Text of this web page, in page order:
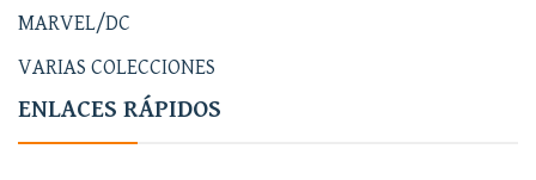
MARVEL/DC
VARIAS COLECCIONES
ENLACES RÁPIDOS